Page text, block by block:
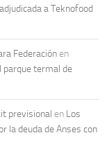
a Teknofood
Federación en
parque termal de
previsional en Los
la deuda de Anses con